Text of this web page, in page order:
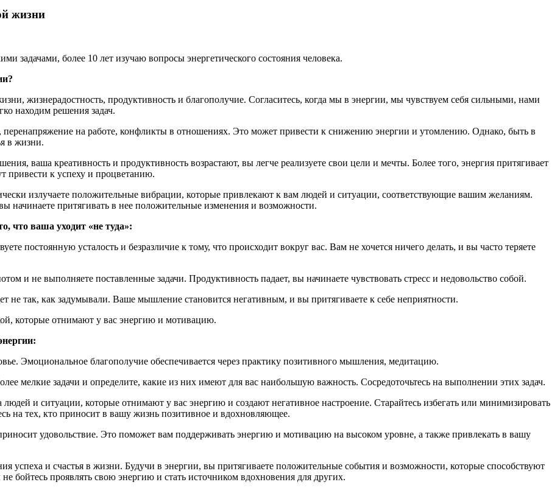
жизни
задачами, более 10 лет изучаю вопросы энергетического состояния человека.
жизнерадостность, продуктивность и благополучие. Согласитесь, когда мы в энергии, мы чувствуем себя сильными, нами
находим решения задач.
на работе, конфликты в отношениях. Это может привести к снижению энергии и утомлению. Однако, быть в
в жизни.
ваша креативность и продуктивность возрастают, вы легче реализуете свои цели и мечты. Более того, энергия притягивает
привести к успеху и процветанию.
излучаете положительные вибрации, которые привлекают к вам людей и ситуации, соответствующие вашим желаниям.
начинаете притягивать в нее положительные изменения и возможности.
что ваша уходит «не туда»:
постоянную усталость и безразличие к тому, что происходит вокруг вас. Вам не хочется ничего делать, и вы часто теряете
и не выполняете поставленные задачи. Продуктивность падает, вы начинаете чувствовать стресс и недовольство собой.
не так, как задумывали. Ваше мышление становится негативным, и вы притягиваете к себе неприятности.
которые отнимают у вас энергию и мотивацию.
Эмоциональное благополучие обеспечивается через практику позитивного мышления, медитацию.
мелкие задачи и определите, какие из них имеют для вас наибольшую важность. Сосредоточьтесь на выполнении этих задач.
и ситуации, которые отнимают у вас энергию и создают негативное настроение. Старайтесь избегать или минимизировать
на тех, кто приносит в вашу жизнь позитивное и вдохновляющее.
удовольствие. Это поможет вам поддерживать энергию и мотивацию на высоком уровне, а также привлекать в вашу
успеха и счастья в жизни. Будучи в энергии, вы притягиваете положительные события и возможности, которые способствуют
бойтесь проявлять свою энергию и стать источником вдохновения для других.